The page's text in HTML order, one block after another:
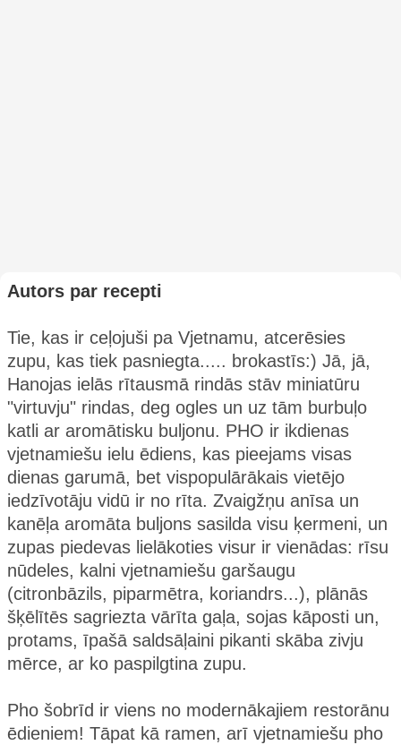
Autors par recepti
Tie, kas ir ceļojuši pa Vjetnamu, atcerēsies
zupu, kas tiek pasniegta..... brokastīs:) Jā, jā,
Hanojas ielās rītausmā rindās stāv miniatūru
"virtuvju" rindas, deg ogles un uz tām burbuļo
katli ar aromātisku buljonu. PHO ir ikdienas
vjetnamiešu ielu ēdiens, kas pieejams visas
dienas garumā, bet vispopulārākais vietējo
iedzīvotāju vidū ir no rīta. Zvaigžņu anīsa un
kanēļa aromāta buljons sasilda visu ķermeni, un
zupas piedevas lielākoties visur ir vienādas: rīsu
nūdeles, kalni vjetnamiešu garšaugu
(citronbāzils, piparmētra, koriandrs...), plānās
šķēlītēs sagriezta vārīta gaļa, sojas kāposti un,
protams, īpašā saldsāļaini pikanti skāba zivju
mērce, ar ko paspilgtina zupu.
Pho šobrīd ir viens no modernākajiem restorānu
ēdieniem! Tāpat kā ramen, arī vjetnamiešu pho